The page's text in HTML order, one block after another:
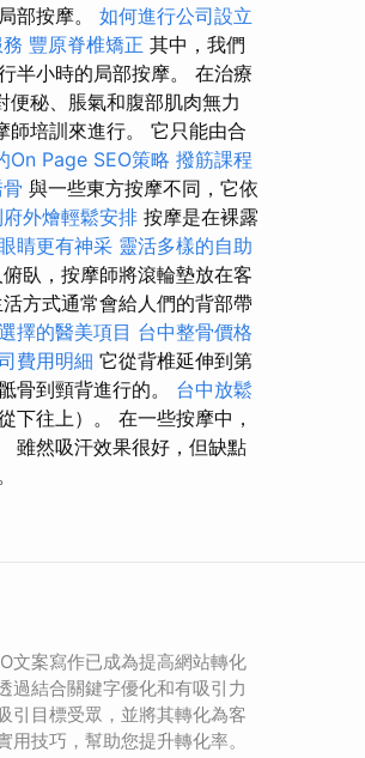
部按摩。 如何進行公司設立
豐原脊椎矯正 其中，我們
半小時的局部按摩。 在治療
秘、脹氣和腹部肌肉無力
師培訓來進行。 它只能由合
On Page SEO策略 撥筋課程
與一些東方按摩不同，它依
外燴輕鬆安排 按摩是在裸露
睛更有神采 靈活多樣的自助
臥，按摩師將滾輪墊放在客
方式通常會給人們的背部帶
擇的醫美項目 台中整骨價格
費用明細 它從背椎延伸到第
骨到頸背進行的。 台中放鬆
下往上）。 在一些按摩中，
雖然吸汗效果很好，但缺點
文案寫作已成為提高網站轉化
過結合關鍵字優化和有吸引力
引目標受眾，並將其轉化為客
用技巧，幫助您提升轉化率。